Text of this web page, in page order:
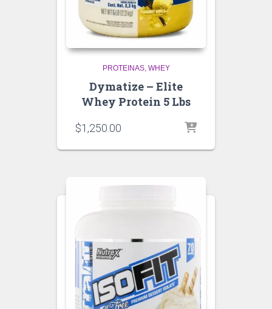
PROTEINAS WHEY
Dymatize – Elite
Whey Protein 5 Lbs
$1,250.00